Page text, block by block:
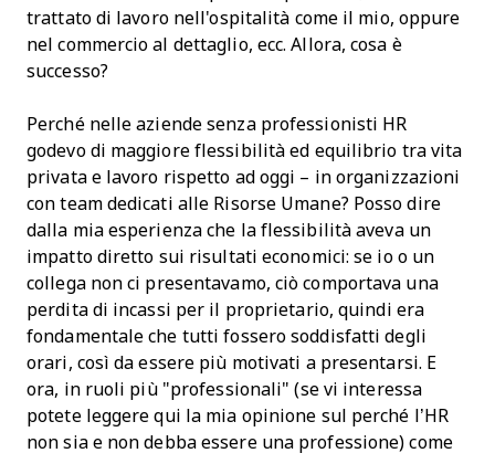
trattato di lavoro nell'ospitalità come il mio, oppure
nel commercio al dettaglio, ecc. Allora, cosa è
successo?
Perché nelle aziende senza professionisti HR
godevo di maggiore flessibilità ed equilibrio tra vita
privata e lavoro rispetto ad oggi – in organizzazioni
con team dedicati alle Risorse Umane? Posso dire
dalla mia esperienza che la flessibilità aveva un
impatto diretto sui risultati economici: se io o un
collega non ci presentavamo, ciò comportava una
perdita di incassi per il proprietario, quindi era
fondamentale che tutti fossero soddisfatti degli
orari, così da essere più motivati a presentarsi. E
ora, in ruoli più "professionali" (se vi interessa
potete leggere qui la mia opinione sul perché l’HR
non sia e non debba essere una professione) come